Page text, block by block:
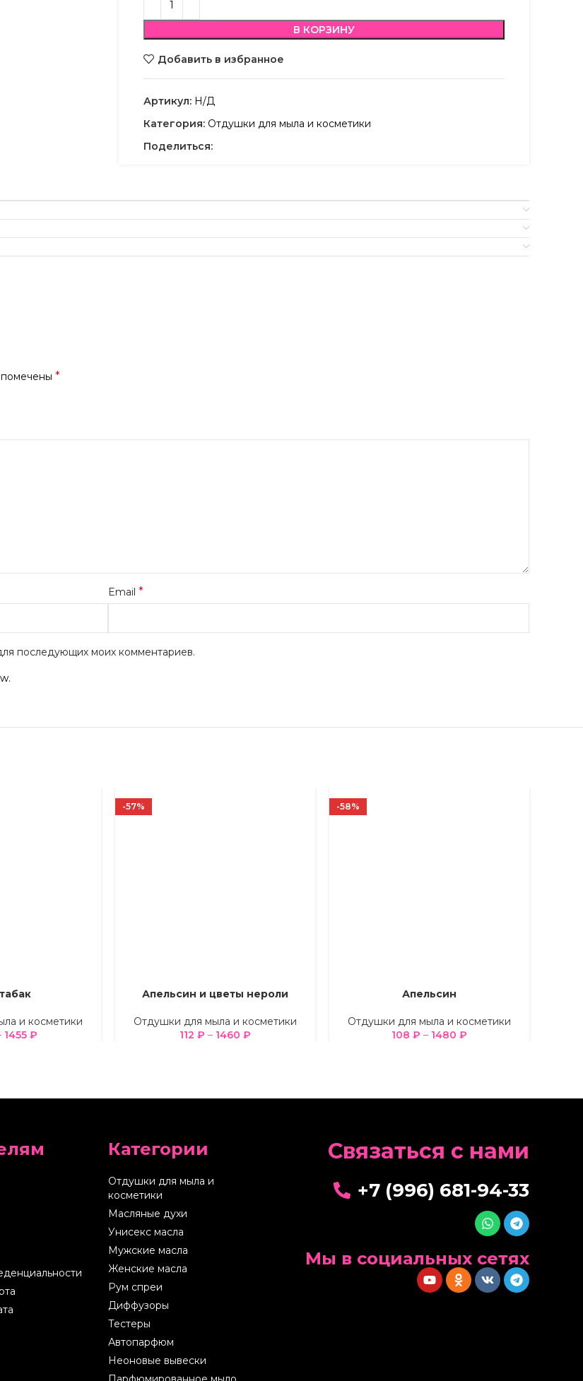
В КОРЗИНУ
Добавить в избранное
Артикул: Н/Д
Категория: Отдушки для мыла и косметики
Поделиться:
*
Email *
последующих моих комментариев.
и косметики
1455 ₽
-57%
ВЫБЕРИТЕ ПАРАМЕТРЫ
Апельсин и цветы нероли
Отдушки для мыла и косметики
112 ₽ – 1460 ₽
-58%
ВЫБЕРИТЕ ПАРАМЕТРЫ
Апельсин
Отдушки для мыла и косметики
108 ₽ – 1480 ₽
Категории
Отдушки для мыла и
косметики
Масляные духи
Унисекс масла
Мужские масла
Женские масла
Рум спреи
Диффузоры
Тестеры
Автопарфюм
Неоновые вывески
Cвязаться с нами
+7 (996) 681-94-33
Мы в социальных сетях